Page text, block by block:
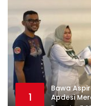
1
Bawa
Apdesi